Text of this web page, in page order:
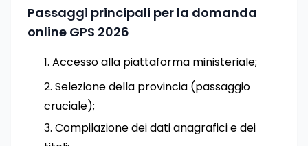
Passaggi principali per la domanda
online GPS 2026
Accesso alla piattaforma ministeriale;
Selezione della provincia (passaggio
cruciale);
Compilazione dei dati anagrafici e dei